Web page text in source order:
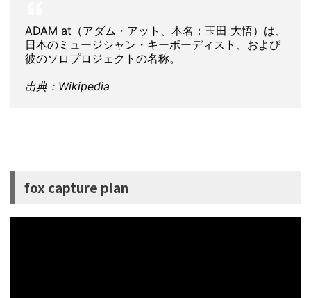
ADAM at（アダム・アット、本名：玉田 大悟）は、
日本のミュージシャン・キーボーディスト、および
彼のソロプロジェクトの名称。
出典：Wikipedia
fox capture plan